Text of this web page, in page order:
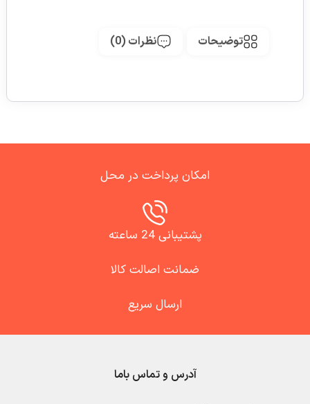
توضیحات نظرات (0)
امکان پرداخت در محل
پشتیبانی 24 ساعته
ضمانت اصالت کالا
ارسال سریع
آدرس و تماس باما